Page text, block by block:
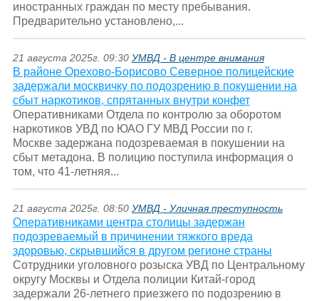
иностранных граждан по месту пребывания.
Предварительно установлено,...
21 августа 2025г. 09:30 УМВД - В центре внимания
В районе Орехово-Борисово Северное полицейские
задержали москвичку по подозрению в покушении на
сбыт наркотиков, спрятанных внутри конфет
Оперативниками Отдела по контролю за оборотом
наркотиков УВД по ЮАО ГУ МВД России по г.
Москве задержана подозреваемая в покушении на
сбыт метадона. В полицию поступила информация о
том, что 41-летняя...
21 августа 2025г. 08:50 УМВД - Уличная преступность
Оперативниками центра столицы задержан
подозреваемый в причинении тяжкого вреда
здоровью, скрывшийся в другом регионе страны
Сотрудники уголовного розыска УВД по Центральному
округу Москвы и Отдела полиции Китай-город
задержали 26-летнего приезжего по подозрению в